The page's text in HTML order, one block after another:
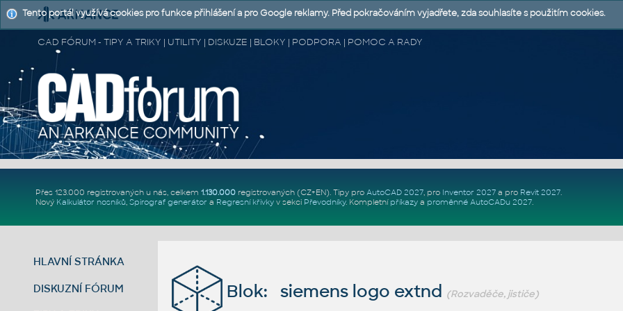
CAD FÓRUM - TIPY A TRIKY | UTILITY | DISKUZE | BLOKY | PODPORA | POMOC A RADY
Přes 123.000 registrovaných u nás, celkem 1.130.000registrovaných (CZ+EN). Tipy pro AutoCAD 2027, pro Inventor 2027a pro Revit 2027.
Nový Kalkulátor nosníků, Spirograf generátor a Regresní křivkyv sekci Převodníky. Kompletní příkazya proměnné AutoCADu 2027.
HLAVNÍ STRÁNKA
DISKUZNÍ FÓRUM Blok: siemens logo extnd (Rozvaděče, jističe)
Tento portál využívá cookies pro funkce přihlášení a pro Google reklamy. Před pokračováním vyjadřete, zda souhlasíte s použitím cookies.